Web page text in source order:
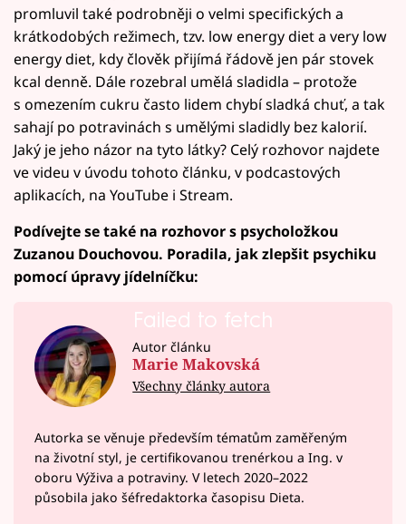
promluvil také podrobněji o velmi specifických a
krátkodobých režimech, tzv. low energy diet a very low
energy diet, kdy člověk přijímá řádově jen pár stovek
kcal denně. Dále rozebral umělá sladidla – protože
s omezením cukru často lidem chybí sladká chuť, a tak
sahají po potravinách s umělými sladidly bez kalorií.
Jaký je jeho názor na tyto látky? Celý rozhovor najdete
ve videu v úvodu tohoto článku, v podcastových
aplikacích, na YouTube i Stream.
Podívejte se také na rozhovor s psycholožkou
Zuzanou Douchovou. Poradila, jak zlepšit psychiku
pomocí úpravy jídelníčku:
Failed to fetch
Autor článku
Marie Makovská
Všechny články autora
Autorka se věnuje především tématům zaměřeným
na životní styl, je certifikovanou trenérkou a Ing. v
oboru Výživa a potraviny. V letech 2020–⁠2022
působila jako šéfredaktorka časopisu Dieta.